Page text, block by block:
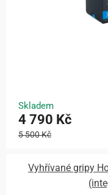
Skladem
4 790 Kč
5 500 Kč
Vyhřívané gripy